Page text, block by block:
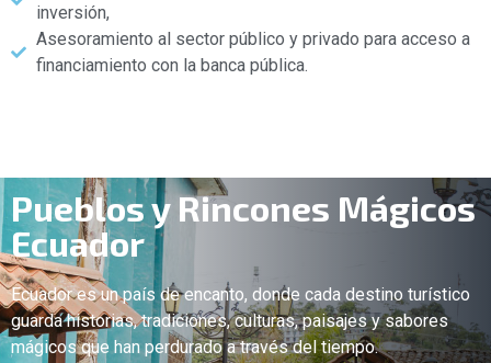
inversión,
Asesoramiento al sector público y privado para acceso a
financiamiento con la banca pública.
Pueblos y Rincones Mágicos
Ecuador
Ecuador es un país de encanto, donde cada destino turístico
guarda historias, tradiciones, culturas, paisajes y sabores
mágicos que han perdurado a través del tiempo.